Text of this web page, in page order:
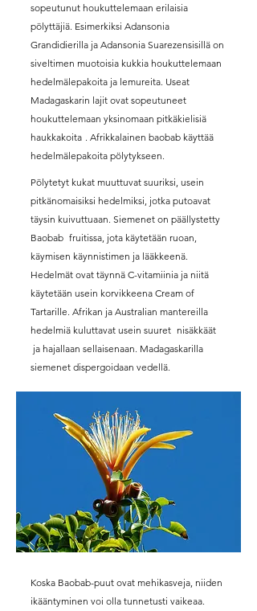
sopeutunut houkuttelemaan erilaisia
pölyttäjiä. Esimerkiksi Adansonia
Grandidierilla ja Adansonia Suarezensisillä on
siveltimen muotoisia kukkia houkuttelemaan
hedelmälepakoita ja lemureita. Useat
Madagaskarin lajit ovat sopeutuneet
houkuttelemaan yksinomaan pitkäkielisiä
haukkakoita
. Afrikkalainen baobab käyttää
hedelmälepakoita pölytykseen.
Pölytetyt kukat muuttuvat suuriksi, usein
pitkänomaisiksi hedelmiksi, jotka putoavat
täysin kuivuttuaan. Siemenet on päällystetty
Baobab fruitissa, jota käytetään ruoan,
käymisen käynnistimen ja lääkkeenä.
Hedelmät ovat täynnä C-vitamiinia ja niitä
käytetään usein korvikkeena Cream of
Tartarille. Afrikan ja Australian mantereilla
hedelmiä kuluttavat usein suuret nisäkkäät
ja hajallaan sellaisenaan. Madagaskarilla
siemenet dispergoidaan vedellä.
Koska Baobab-puut ovat mehikasveja, niiden
ikääntyminen voi olla tunnetusti vaikeaa.